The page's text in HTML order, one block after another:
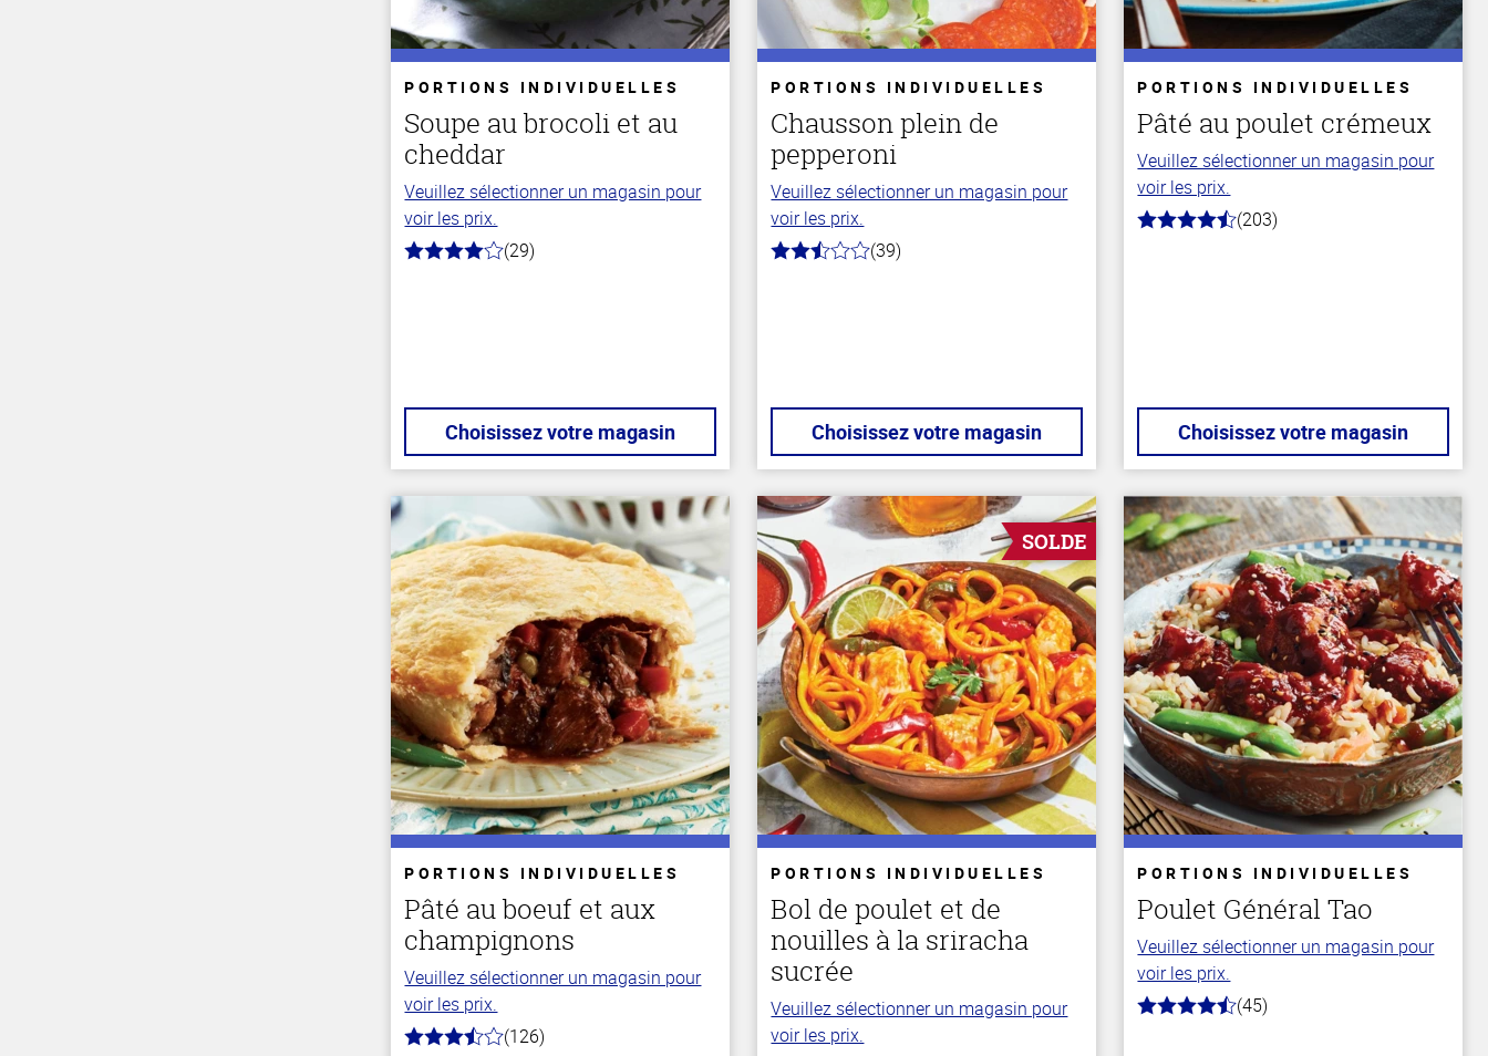
PORTIONS INDIVIDUELLES
Soupe au brocoli et au
cheddar
Veuillez sélectionner un magasin pour
voir les prix.
4.0
(29)
Choisissez votre magasin
PORTIONS INDIVIDUELLES
Chausson plein de
pepperoni
Veuillez sélectionner un magasin pour
voir les prix.
2.3
(39)
Choisissez votre magasin
PORTIONS INDIVIDUELLES
Pâté au poulet crémeux
Veuillez sélectionner un magasin pour
voir les prix.
4.3
(203)
Choisissez votre magasin
PORTIONS INDIVIDUELLES
Pâté au boeuf et aux
champignons
Veuillez sélectionner un magasin pour
voir les prix.
3.1
(126)
SOLDE
PORTIONS INDIVIDUELLES
Bol de poulet et de
nouilles à la sriracha
sucrée
Veuillez sélectionner un magasin pour
voir les prix.
PORTIONS INDIVIDUELLES
Poulet Général Tao
Veuillez sélectionner un magasin pour
voir les prix.
4.1
(45)